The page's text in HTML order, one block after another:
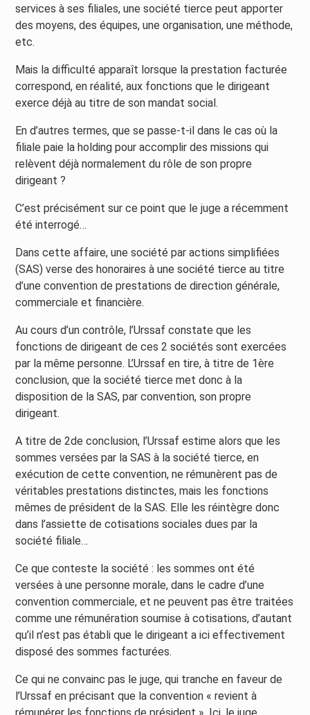
services à ses filiales, une société tierce peut apporter
des moyens, des équipes, une organisation, une méthode,
etc.
Mais la difficulté apparaît lorsque la prestation facturée
correspond, en réalité, aux fonctions que le dirigeant
exerce déjà au titre de son mandat social.
En d’autres termes, que se passe-t-il dans le cas où la
filiale paie la holding pour accomplir des missions qui
relèvent déjà normalement du rôle de son propre
dirigeant ?
C’est précisément sur ce point que le juge a récemment
été interrogé…
Dans cette affaire, une société par actions simplifiées
(SAS) verse des honoraires à une société tierce au titre
d’une convention de prestations de direction générale,
commerciale et financière.
Au cours d’un contrôle, l’Urssaf constate que les
fonctions de dirigeant de ces 2 sociétés sont exercées
par la même personne. L’Urssaf en tire, à titre de 1ère
conclusion, que la société tierce met donc à la
disposition de la SAS, par convention, son propre
dirigeant.
A titre de 2de conclusion, l’Urssaf estime alors que les
sommes versées par la SAS à la société tierce, en
exécution de cette convention, ne rémunèrent pas de
véritables prestations distinctes, mais les fonctions
mêmes de président de la SAS. Elle les réintègre donc
dans l’assiette de cotisations sociales dues par la
société filiale…
Ce que conteste la société : les sommes ont été
versées à une personne morale, dans le cadre d’une
convention commerciale, et ne peuvent pas être traitées
comme une rémunération soumise à cotisations, d’autant
qu’il n’est pas établi que le dirigeant a ici effectivement
disposé des sommes facturées.
Ce qui ne convainc pas le juge, qui tranche en faveur de
l’Urssaf en précisant que la convention « revient à